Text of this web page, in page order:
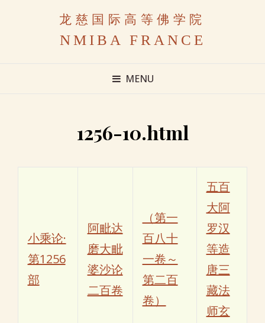
龙慈国际高等佛学院
NMIBA FRANCE
MENU
1256-10.html
小乘论·
第1256
部
阿毗达
磨大毗
婆沙论
二百卷
（第一
百八十
一卷～
第二百
卷）
五百
大阿
罗汉
等造
唐三
藏法
师玄